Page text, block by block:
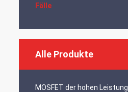
Fälle
Alle Produkte
MOSFET der hohen Leistung